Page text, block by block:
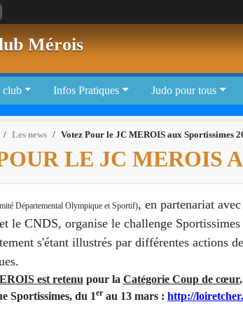
Mérois
club Infos Pratiques Judo pour tous
Les news Votez Pour le JC MEROIS aux Sportissimes
LE JC MEROIS
Départemental Olympique et Sportif), en partenariat
le CNDS, organise le challenge
s'étant illustrés par différentes actions
est retenu pour la Catégorie Coup de cœur
Sportissimes, du 1er au 13 mars : http://